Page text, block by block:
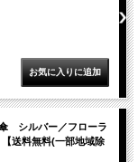
傘 シルバー／フローラ
送料無料(一部地域除